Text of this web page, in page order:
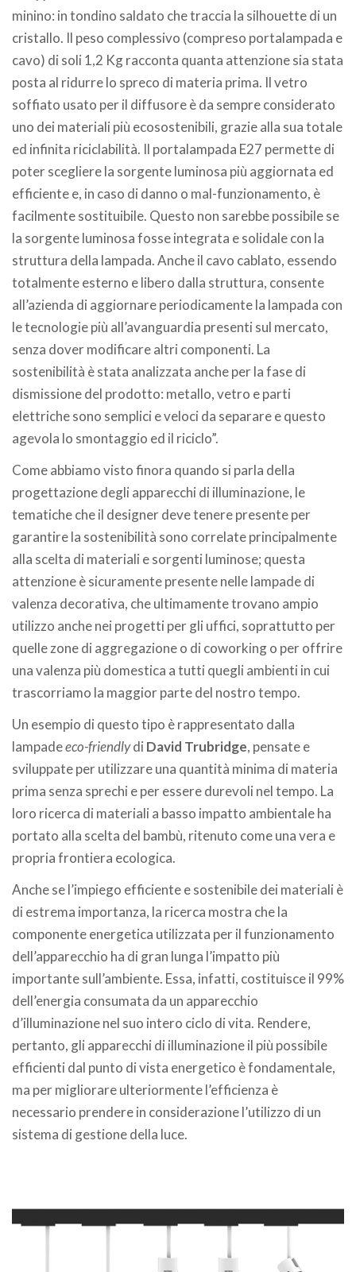
minino: in tondino saldato che traccia la silhouette di un
cristallo. Il peso complessivo (compreso portalampada e
cavo) di soli 1,2 Kg racconta quanta attenzione sia stata
posta al ridurre lo spreco di materia prima. Il vetro
soffiato usato per il diffusore è da sempre considerato
uno dei materiali più ecosostenibili, grazie alla sua totale
ed infinita riciclabilità. Il portalampada E27 permette di
poter scegliere la sorgente luminosa più aggiornata ed
efficiente e, in caso di danno o mal-funzionamento, è
facilmente sostituibile. Questo non sarebbe possibile se
la sorgente luminosa fosse integrata e solidale con la
struttura della lampada. Anche il cavo cablato, essendo
totalmente esterno e libero dalla struttura, consente
all’azienda di aggiornare periodicamente la lampada con
le tecnologie più all’avanguardia presenti sul mercato,
senza dover modificare altri componenti. La
sostenibilità è stata analizzata anche per la fase di
dismissione del prodotto: metallo, vetro e parti
elettriche sono semplici e veloci da separare e questo
agevola lo smontaggio ed il riciclo”.
Come abbiamo visto finora quando si parla della
progettazione degli apparecchi di illuminazione, le
tematiche che il designer deve tenere presente per
garantire la sostenibilità sono correlate principalmente
alla scelta di materiali e sorgenti luminose; questa
attenzione è sicuramente presente nelle lampade di
valenza decorativa, che ultimamente trovano ampio
utilizzo anche nei progetti per gli uffici, soprattutto per
quelle zone di aggregazione o di coworking o per offrire
una valenza più domestica a tutti quegli ambienti in cui
trascorriamo la maggior parte del nostro tempo.
Un esempio di questo tipo è rappresentato dalla
lampadeeco-friendlydi David Trubridge, pensate e
sviluppate per utilizzare una quantità minima di materia
prima senza sprechi e per essere durevoli nel tempo. La
loro ricerca di materiali a basso impatto ambientale ha
portato alla scelta del bambù, ritenuto come una vera e
propria frontiera ecologica.
Anche se l’impiego efficiente e sostenibile dei materiali è
di estrema importanza, la ricerca mostra che la
componente energetica utilizzata per il funzionamento
dell’apparecchio ha di gran lunga l’impatto più
importante sull’ambiente. Essa, infatti, costituisce il 99%
dell’energia consumata da un apparecchio
d’illuminazione nel suo intero ciclo di vita. Rendere,
pertanto, gli apparecchi di illuminazione il più possibile
efficienti dal punto di vista energetico è fondamentale,
ma per migliorare ulteriormente l’efficienza è
necessario prendere in considerazione l’utilizzo di un
sistema di gestione della luce.